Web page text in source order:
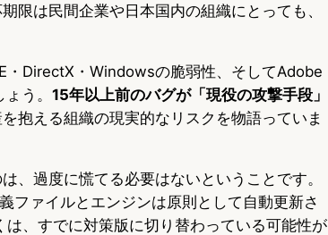
限は民間企業や日本国内の組織にとっても、
・DirectX・Windowsの脆弱性、そしてAdobe
う。 15年以上前のバグが「現役の攻撃手段」
抱える組織の現実的なリスクを物語っていま
、過度に慌てる必要はないということです。
ァイルとエンジンは原則として自動更新さ
、すでに対策版に切り替わっている可能性が